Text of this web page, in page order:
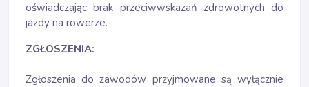
oświadczając brak przeciwwskazań zdrowotnych do
jazdy na rowerze.
ZGŁOSZENIA:
Zgłoszenia do zawodów przyjmowane są wyłącznie